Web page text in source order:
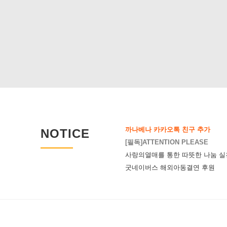
NOTICE
까나베나 카카오톡 친구 추가
[필독]ATTENTION PLEASE
사랑의열매를 통한 따뜻한 나눔 실
굿네이버스 해외아동결연 후원